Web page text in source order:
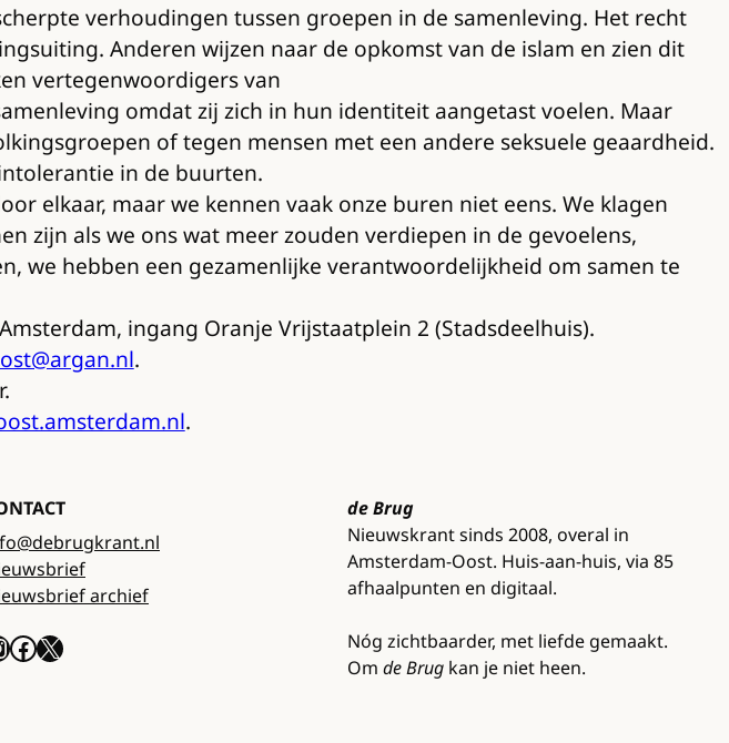
verhoudingen tussen groepen in de samenleving. Het recht
Anderen wijzen naar de opkomst van de islam en zien dit
vertegenwoordigers van
omdat zij zich in hun identiteit aangetast voelen. Maar
of tegen mensen met een andere seksuele geaardheid.
in de buurten.
elkaar, maar we kennen vaak onze buren niet eens. We klagen
zijn als we ons wat meer zouden verdiepen in de gevoelens,
we hebben een gezamenlijke verantwoordelijkheid om samen te
ingang Oranje Vrijstaatplein 2 (Stadsdeelhuis).
.
.
archief
Facebook X
de Brug
Nieuwskrant sinds 2008, overal in
Amsterdam-Oost. Huis-aan-huis, via 85
afhaalpunten en digitaal.
Nóg zichtbaarder, met liefde gemaakt.
Om de Brug kan je niet heen.